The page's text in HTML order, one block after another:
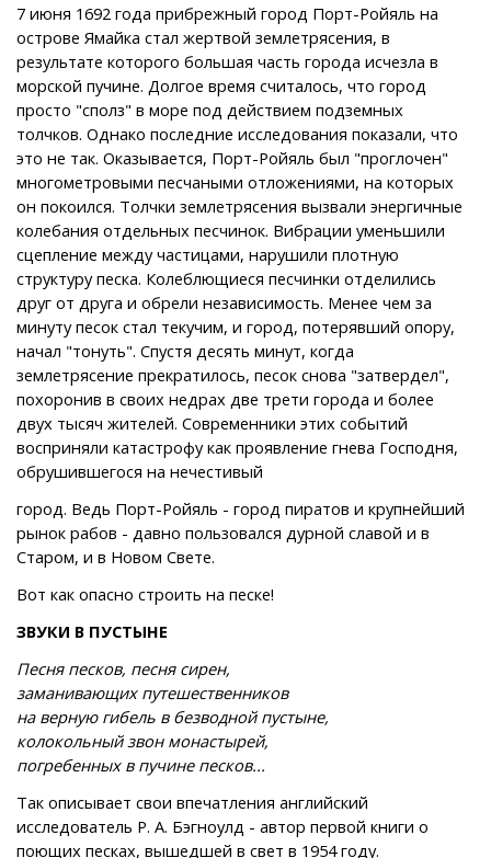
7 июня 1692 года прибрежный город Порт-Ройяль на
острове Ямайка стал жертвой землетрясения, в
результате которого большая часть города исчезла в
морской пучине. Долгое время считалось, что город
просто "сполз" в море под действием подземных
толчков. Однако последние исследования показали, что
это не так. Оказывается, Порт-Ройяль был "проглочен"
многометровыми песчаными отложениями, на которых
он покоился. Толчки землетрясения вызвали энергичные
колебания отдельных песчинок. Вибрации уменьшили
сцепление между частицами, нарушили плотную
структуру песка. Колеблющиеся песчинки отделились
друг от друга и обрели независимость. Менее чем за
минуту песок стал текучим, и город, потерявший опору,
начал "тонуть". Спустя десять минут, когда
землетрясение прекратилось, песок снова "затвердел",
похоронив в своих недрах две трети города и более
двух тысяч жителей. Современники этих событий
восприняли катастрофу как проявление гнева Господня,
обрушившегося на нечестивый
город. Ведь Порт-Ройяль - город пиратов и крупнейший
рынок рабов - давно пользовался дурной славой и в
Старом, и в Новом Свете.
Вот как опасно строить на песке!
ЗВУКИ В ПУСТЫНЕ
Песня песков, песня сирен,
заманивающих путешественников
на верную гибель в безводной пустыне,
колокольный звон монастырей,
погребенных в пучине песков...
Так описывает свои впечатления английский
исследователь Р. А. Бэгноулд - автор первой книги о
поющих песках, вышедшей в свет в 1954 году.